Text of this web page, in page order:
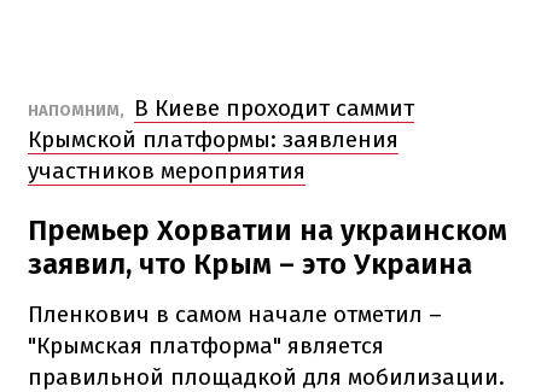
НАПОМНИМ,
В Киеве проходит саммит
Крымской платформы: заявления
участников мероприятия
Премьер Хорватии на украинском
заявил, что Крым – это Украина
Пленкович в самом начале отметил –
"Крымская платформа" является
правильной площадкой для мобилизации.